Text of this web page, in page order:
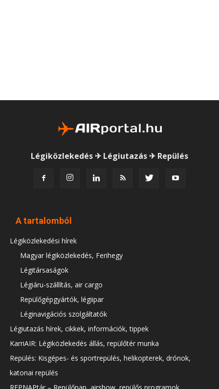
Légiközlekedés ✈ Légiutazás ✈ Repülés
A tartalomból
Légiközlekedési hírek
Magyar légiközlekedés, Ferihegy
Légitársaságok
Légiáru-szállítás, air cargo
Repülőgépgyártók, légiipar
Léginavigációs szolgáltatók
Légiutazás hírek, cikkek, információk, tippek
KarriAIR: Légiközlekedés állás, repülőtér munka
Repülés: Kisgépes- és sportrepülés, helikopterek, drónok,
katonai repülés